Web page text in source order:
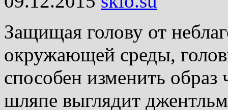
Защищая голову от
окружающей среды,
способен изменить
шляпе выглядит